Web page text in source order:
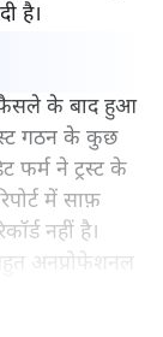
है।
फ़ैसले के बाद हुआ
गठन के कुछ
फर्म ने ट्रस्ट के
में साफ़
नहीं है।
अनप्रोफेशनल